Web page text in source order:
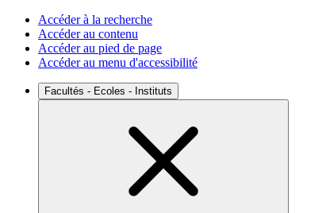
Accéder à la recherche
Accéder au contenu
Accéder au pied de page
Accéder au menu d'accessibilité
Facultés - Ecoles - Instituts